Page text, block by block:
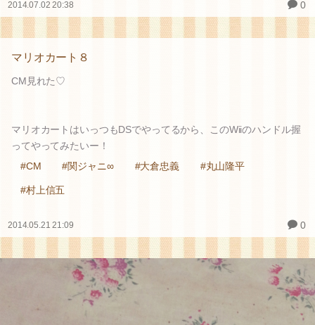
2014.07.02 20:38 0
マリオカート８
CM見れた♡
マリオカートはいっつもDSでやってるから、このWiiのハンドル握
ってやってみたいー！
#CM
#関ジャニ∞ #大倉忠義 #丸山隆平
#村上信五
2014.05.21 21:09 0